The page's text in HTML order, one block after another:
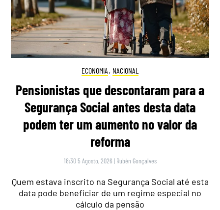
ECONOMIA , NACIONAL
Pensionistas que descontaram para a
Segurança Social antes desta data
podem ter um aumento no valor da
reforma
18:30 5 Agosto, 2026 | Rubén Gonçalves
Quem estava inscrito na Segurança Social até esta
data pode beneficiar de um regime especial no
cálculo da pensão